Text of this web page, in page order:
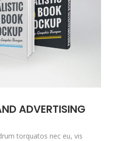
ADVERTISING
torquatos nec eu, vis